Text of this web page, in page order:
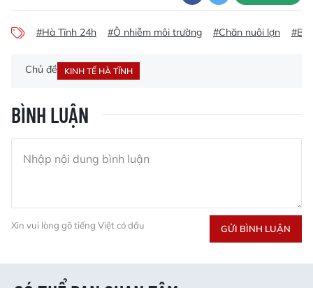
#Hà Tĩnh 24h #Ô nhiễm môi trường #Chăn nuôi lợn
Chủ đề KINH TẾ HÀ TĨNH
BÌNH LUẬN
Xin vui lòng gõ tiếng Việt có dấu GỬI BÌNH LUẬN